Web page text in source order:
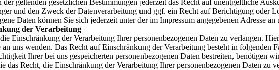
der geltenden gesetzlichen Bestimmungen jederzeit das Recht auf unentgeltliche
und den Zweck der Datenverarbeitung und ggf. ein Recht auf Berichtigung oder
Daten können Sie sich jederzeit unter der im Impressum angegebenen Adresse an
der Verarbeitung
Einschränkung der Verarbeitung Ihrer personenbezogenen Daten zu verlangen.
an uns wenden. Das Recht auf Einschränkung der Verarbeitung besteht in folgenden
Ihrer bei uns gespeicherten personenbezogenen Daten bestreiten, benötigen
das Recht, die Einschränkung der Verarbeitung Ihrer personenbezogenen Daten zu